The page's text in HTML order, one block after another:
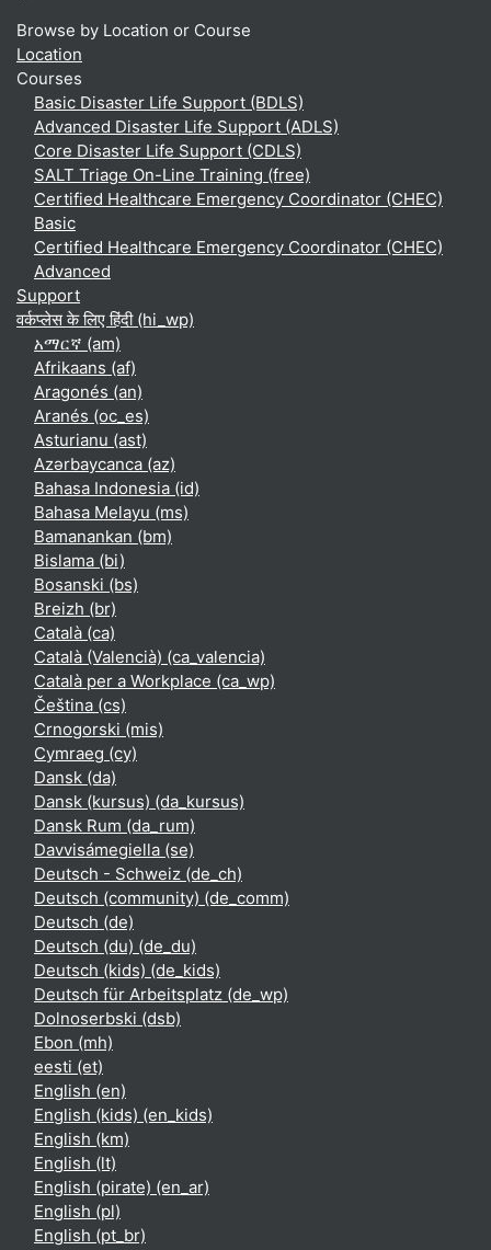
Browse by Location or Course
Location
Courses
Basic Disaster Life Support (BDLS)
Advanced Disaster Life Support (ADLS)
Core Disaster Life Support (CDLS)
SALT Triage On-Line Training (free)
Certified Healthcare Emergency Coordinator (CHEC)
Basic
Certified Healthcare Emergency Coordinator (CHEC)
Advanced
Support
वर्कप्लेस के लिए हिंदी ‎(hi_wp)‎
አማርኛ ‎(am)‎
Afrikaans ‎(af)‎
Aragonés ‎(an)‎
Aranés ‎(oc_es)‎
Asturianu ‎(ast)‎
Azərbaycanca ‎(az)‎
Bahasa Indonesia ‎(id)‎
Bahasa Melayu ‎(ms)‎
Bamanankan ‎(bm)‎
Bislama ‎(bi)‎
Bosanski ‎(bs)‎
Breizh ‎(br)‎
Català ‎(ca)‎
Català (Valencià) ‎(ca_valencia)‎
Català per a Workplace ‎(ca_wp)‎
Čeština ‎(cs)‎
Crnogorski ‎(mis)‎
Cymraeg ‎(cy)‎
Dansk ‎(da)‎
Dansk (kursus) ‎(da_kursus)‎
Dansk Rum ‎(da_rum)‎
Davvisámegiella ‎(se)‎
Deutsch - Schweiz ‎(de_ch)‎
Deutsch (community) ‎(de_comm)‎
Deutsch ‎(de)‎
Deutsch (du) ‎(de_du)‎
Deutsch (kids) ‎(de_kids)‎
Deutsch für Arbeitsplatz ‎(de_wp)‎
Dolnoserbski ‎(dsb)‎
Ebon ‎(mh)‎
eesti ‎(et)‎
English ‎(en)‎
English (kids) ‎(en_kids)‎
English ‎(km)‎
English ‎(lt)‎
English (pirate) ‎(en_ar)‎
English ‎(pl)‎
English ‎(pt_br)‎